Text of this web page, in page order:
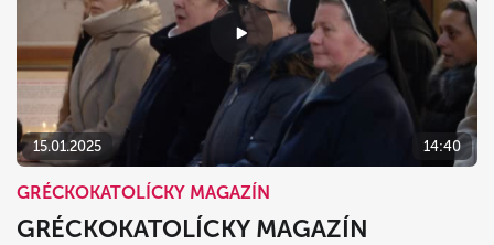
15.01.2025 14:40
GRÉCKOKATOLÍCKY MAGAZÍN
GRÉCKOKATOLÍCKY MAGAZÍN